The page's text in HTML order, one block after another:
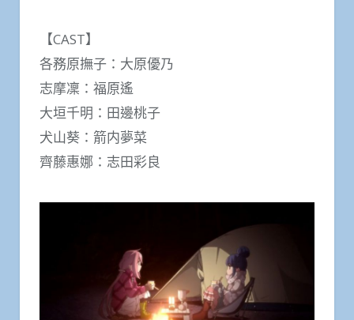
【CAST】
各務原撫子：大原優乃
志摩凜：福原遙
大垣千明：田邊桃子
犬山葵：箭内夢菜
齊藤惠娜：志田彩良